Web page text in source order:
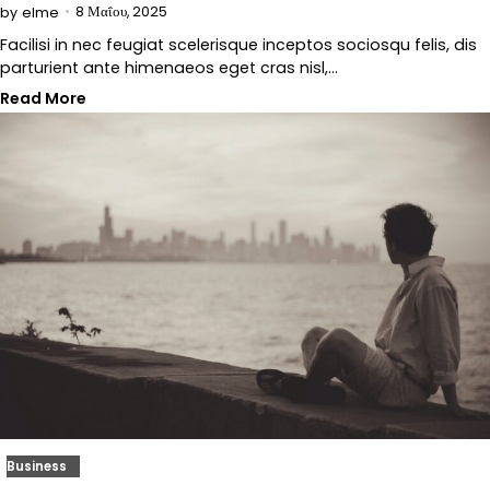
by elme 8 Μαΐου, 2025
Facilisi in nec feugiat scelerisque inceptos sociosqu felis, dis
parturient ante himenaeos eget cras nisl,…
Read More
Business